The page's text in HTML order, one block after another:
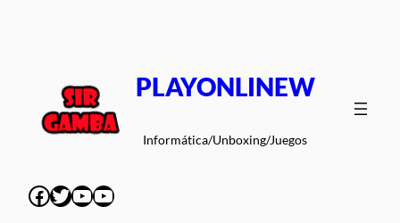
PLAYONLINEW
Informática/Unboxing/Juegos
Facebook
Twitter
YouTube
YouTube